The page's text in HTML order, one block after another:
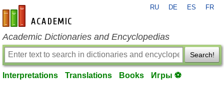
en-academic.com
RU DE ES FR
Academic Dictionaries and Encyclopedias
Search!
Interpretations Translations Books Игры ⚽